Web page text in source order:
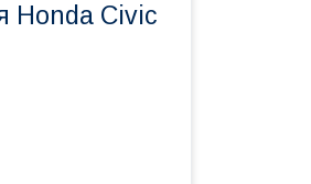
Honda Civic